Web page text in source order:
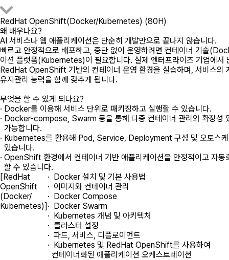
RedHat OpenShift(Docker/Kubernetes) (80H)
왜 배우나요?
AI 서비스나 웹 애플리케이션은 단순히 개발만으로 끝나지 않습니다.
빠르고 안정적으로 배포하고, 중단 없이 운영하려면 컨테이너 기술
이션 플랫폼(Kubernetes)이 필요합니다. 실제 엔터프라이즈 기업에서
RedHat OpenShift 기반의 컨테이너 운영 환경을 실습하며, 서비스의
유지관리 능력을 함께 갖추게 됩니다.
무엇을 할 수 있게 되나요?
· Docker를 이용해 서비스 단위로 패키징하고 실행할 수 있습니다.
· Docker-compose, Swarm 등을 통해 다중 컨테이너 관리와 확장성
가능합니다.
· Kubernetes를 활용해 Pod, Service, Deployment 구성 및 오토스케
있습니다.
· OpenShift 환경에서 컨테이너 기반 애플리케이션을 안정적이고 자동
할 수 있습니다.
[RedHat
OpenShift
(Docker/
Kubernetes)]
· Docker 설치 및 기본 사용법
· 이미지와 컨테이너 관리
· Docker Compose
· Docker Swarm
· Kubernetes 개념 및 아키텍처
· 클러스터 설정
· 파드, 서비스, 디플로이먼트
· Kubernetes 및 RedHat OpenShift를 사용하여
컨테이너화된 애플리케이션 오케스트레이션